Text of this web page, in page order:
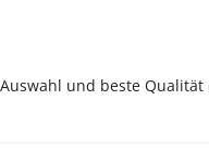
und beste